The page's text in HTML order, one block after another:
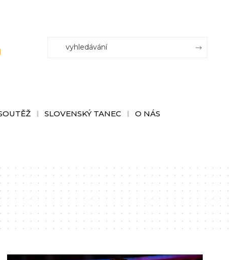
SLOVENSKÝ TANEC O NÁS